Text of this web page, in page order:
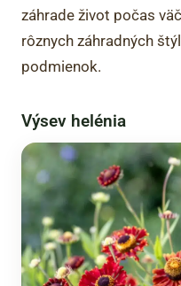
záhrade život počas
rôznych záhradných
podmienok.
Výsev helénia